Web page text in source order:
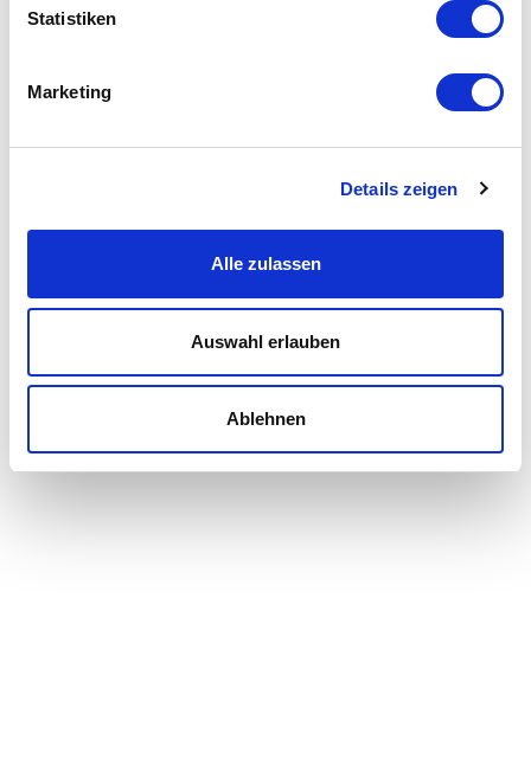
Statistiken
Marketing
Details zeigen
Alle zulassen
Auswahl erlauben
Ablehnen
2626